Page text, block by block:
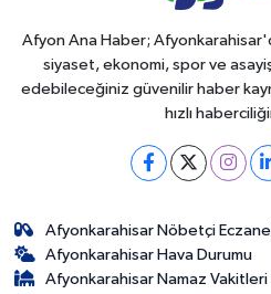
Afyon Ana Haber;
siyaset, ekonomi, spor ve
edebileceğiniz güvenilir haber
hızlı
Afyonkarahisar Nöbetçi
Afyonkarahisar Hava Durumu
Afyonkarahisar Namaz Vakitleri